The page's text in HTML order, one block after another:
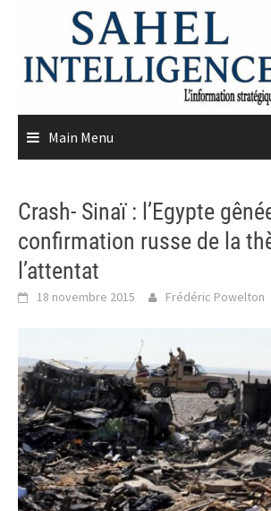
content
Main Menu
Crash- Sinaï : l’Egypte
confirmation russe de la
l’attentat
18 novembre 2015 Frédéric Powelton